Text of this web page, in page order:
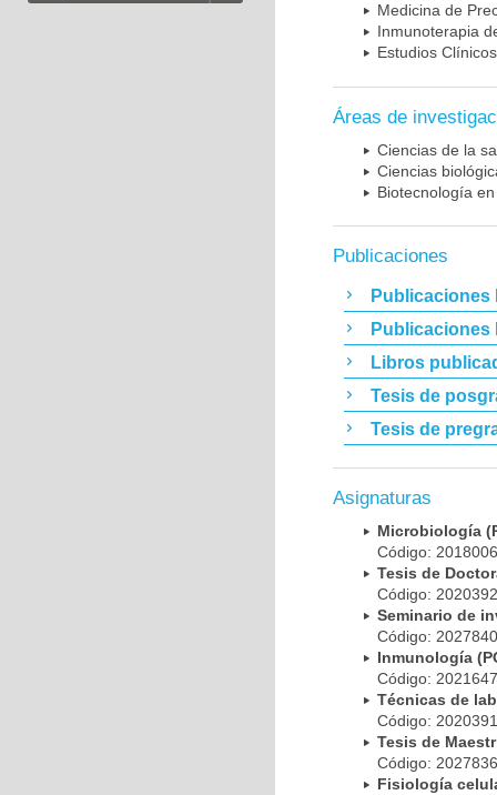
Medicina de
Inmunoterapia
Estudios Clínicos
Áreas de
Ciencias de la
Ciencias
Biotecnología
Publicaciones
Publicaciones
Publicaciones
Libros
Tesis de
Tesis de
Asignaturas
Microbiología
Código:
Tesis de
Código:
Seminario de
Código:
Inmunología
Código:
Técnicas de
Código:
Tesis de
Código:
Fisiología